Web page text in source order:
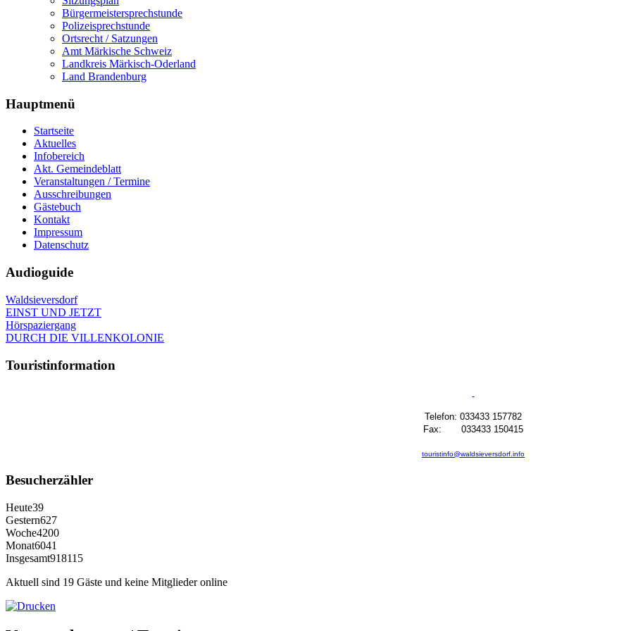
Bürgermeistersprechstunde
Polizeisprechstunde
Ortsrecht / Satzungen
Amt Märkische Schweiz
Landkreis Märkisch-Oderland
Land Brandenburg
Hauptmenü
Startseite
Aktuelles
Infobereich
Akt. Gemeindeblatt
Veranstaltungen / Termine
Ausschreibungen
Gästebuch
Kontakt
Impressum
Datenschutz
Audioguide
Waldsieversdorf
EINST UND JETZT
Hörspaziergang
DURCH DIE VILLENKOLONIE
Touristinformation
Telefon: 033433 157782
Fax: 033433 150415
touristinfo@waldsieversdorf.info
Besucherzähler
Heute39
Gestern627
Woche4200
Monat6041
Insgesamt918115
Aktuell sind 19 Gäste und keine Mitglieder online